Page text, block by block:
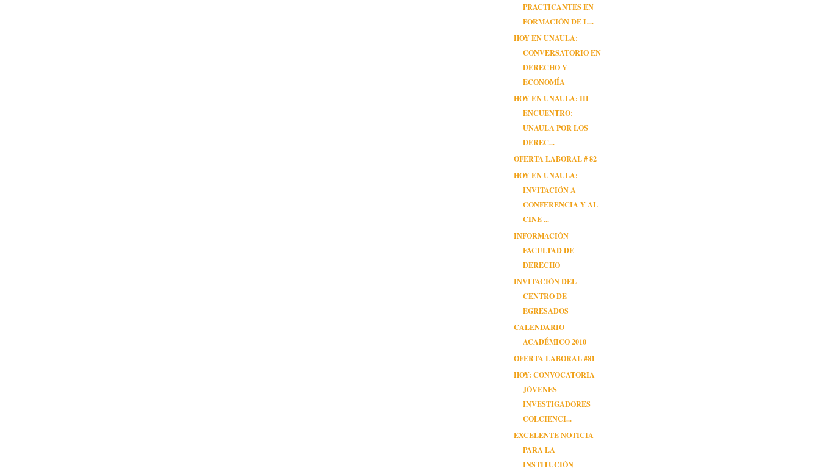
PRACTICANTES EN
FORMACIÓN DE L...
HOY EN UNAULA:
CONVERSATORIO EN
DERECHO Y
ECONOMÍA
HOY EN UNAULA: III
ENCUENTRO:
UNAULA POR LOS
DEREC...
OFERTA LABORAL # 82
HOY EN UNAULA:
INVITACIÓN A
CONFERENCIA Y AL
CINE ...
INFORMACIÓN
FACULTAD DE
DERECHO
INVITACIÓN DEL
CENTRO DE
EGRESADOS
CALENDARIO
ACADÉMICO 2010
OFERTA LABORAL #81
HOY: CONVOCATORIA
JÓVENES
INVESTIGADORES
COLCIENCI...
EXCELENTE NOTICIA
PARA LA
INSTITUCIÓN